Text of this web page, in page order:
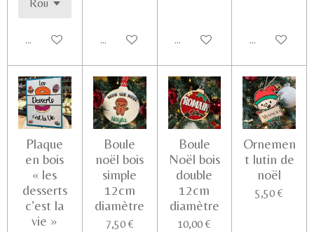
Ajouter au panierVoir les détails Ajouter au panierAjouter au
Plaque
en bois
« les
desserts
c’est la
vie »
Boule
noël bois
simple
12cm
diamètre
7,50 €
Boule
Noël bois
double
12cm
diamètre
10,00 €
Ornemen
t lutin de
noël
5,50 €